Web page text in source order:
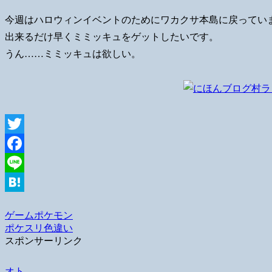
今週はハロウィンイベントのためにワカクサ本島に戻ってい
出来るだけ早くミミッキュをゲットしたいです。
うん……ミミッキュは欲しい。
Twitter
Facebook
Line
ゲームポケモン
ポケスリ 色違い
スポンサーリンク